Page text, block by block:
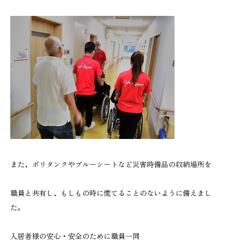
また、ポリタンクやブルーシートなど災害時備品の収納場所を
職員と共有し、もしもの時に慌てることのないように備えまし
た。
入居者様の安心・安全のために職員一同